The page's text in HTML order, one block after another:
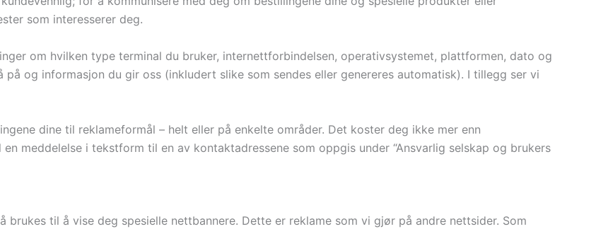
som interesserer deg.
om hvilken type terminal du bruker, internettforbindelsen, operativsystemet, plattformen, dato og
og informasjon du gir oss (inkludert slike som sendes eller genereres automatisk). I tillegg ser vi
dine til reklameformål – helt eller på enkelte områder. Det koster deg ikke mer enn
meddelelse i tekstform til en av kontaktadressene som oppgis under “Ansvarlig selskap og brukers
brukes til å vise deg spesielle nettbannere. Dette er reklame som vi gjør på andre nettsider. Som